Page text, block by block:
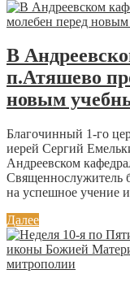
В
п.Атяшево
новым
Благочинный 1-го
иерей Сергий
Андреевском
Священнослужитель
на успешное учение
Далее